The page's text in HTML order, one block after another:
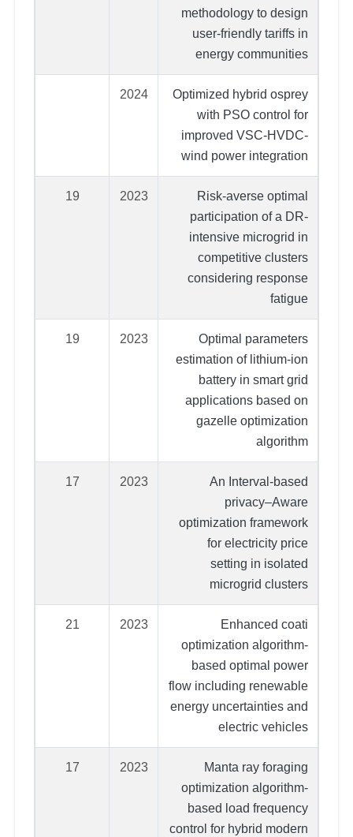
methodology to design
user-friendly tariffs in
energy communities
Optimized hybrid osprey
with PSO control for
improved VSC-HVDC-
wind power integration
2024
Risk-averse optimal
participation of a DR-
intensive microgrid in
competitive clusters
considering response
fatigue
2023
19
Optimal parameters
estimation of lithium-ion
battery in smart grid
applications based on
gazelle optimization
algorithm
2023
19
An Interval-based
privacy–Aware
optimization framework
for electricity price
setting in isolated
microgrid clusters
2023
17
Enhanced coati
optimization algorithm-
based optimal power
flow including renewable
energy uncertainties and
electric vehicles
2023
21
Manta ray foraging
optimization algorithm‐
based load frequency
control for hybrid modern
2023
17